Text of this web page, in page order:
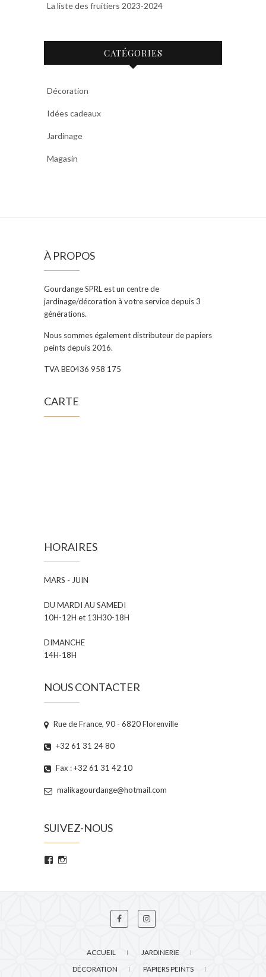
La liste des fruitiers 2023-2024
CATÉGORIES
Décoration
Idées cadeaux
Jardinage
Magasin
À PROPOS
Gourdange SPRL est un centre de
jardinage/décoration à votre service depuis 3
générations.
Nous sommes également distributeur de papiers
peints depuis 2016.
TVA BE0436 958 175
CARTE
HORAIRES
MARS - JUIN
DU MARDI AU SAMEDI
10H-12H et 13H30-18H
DIMANCHE
14H-18H
NOUS CONTACTER
Rue de France, 90 - 6820 Florenville
+32 61 31 24 80
Fax : +32 61 31 42 10
malikagourdange@hotmail.com
SUIVEZ-NOUS
VoirVoir
ACCUEIL
JARDINERIE
DÉCORATION
PAPIERS PEINTS